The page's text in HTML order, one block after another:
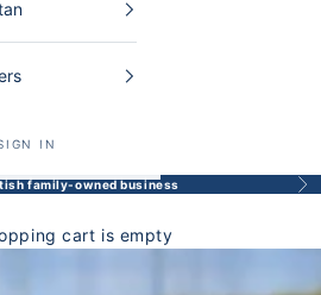
IN
family-owned business
cart is empty